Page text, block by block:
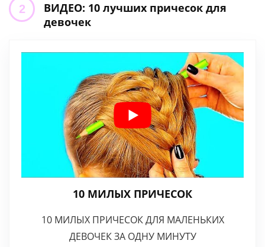
ВИДЕО: 10 лучших причесок для
девочек
10 МИЛЫХ ПРИЧЕСОК
10 МИЛЫХ ПРИЧЕСОК ДЛЯ МАЛЕНЬКИХ
ДЕВОЧЕК ЗА ОДНУ МИНУТУ